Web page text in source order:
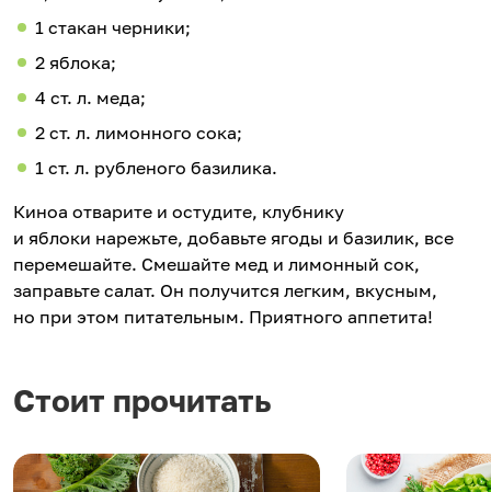
1 стакан черники;
2 яблока;
4 ст. л. меда;
2 ст. л. лимонного сока;
1 ст. л. рубленого базилика.
Киноа отварите и остудите, клубнику
и яблоки нарежьте, добавьте ягоды и базилик, все
перемешайте. Смешайте мед и лимонный сок,
заправьте салат. Он получится легким, вкусным,
но при этом питательным. Приятного аппетита!
Стоит прочитать